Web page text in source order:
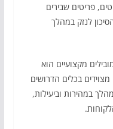
פריטים שבירים
לנזק במהלך
מקצועיים הוא
בכלים הדרושים
במהירות וביעילות,